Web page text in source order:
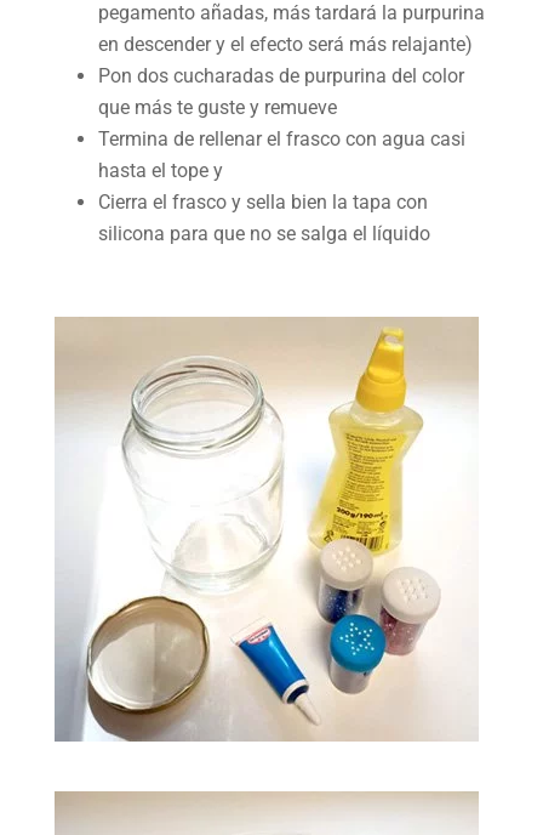
pegamento añadas, más tardará la purpurina
en descender y el efecto será más relajante)
Pon dos cucharadas de purpurina del color
que más te guste y remueve
Termina de rellenar el frasco con agua casi
hasta el tope y
Cierra el frasco y sella bien la tapa con
silicona para que no se salga el líquido